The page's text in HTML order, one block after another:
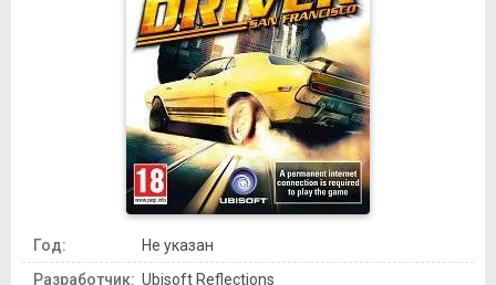
Год:
Не указан
Разработчик: Ubisoft Reflections